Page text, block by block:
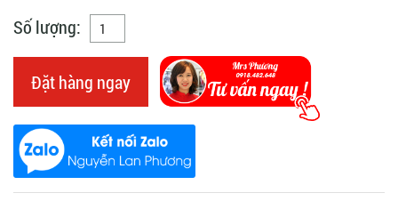
Số lượng:
Đặt hàng ngay